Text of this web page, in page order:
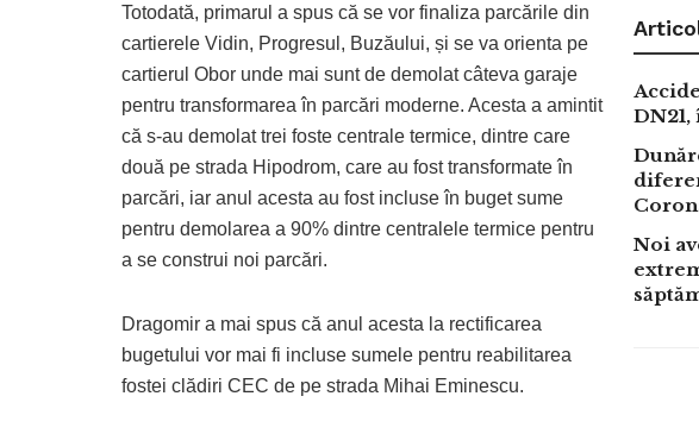
Noi
Totodată, primarul a spus că se vor finaliza parcările din
cartierele Vidin, Progresul, Buzăului, și se va orienta pe
cartierul Obor unde mai sunt de demolat câteva garaje
pentru transformarea în parcări moderne. Acesta a amintit
că s-au demolat trei foste centrale termice, dintre care
două pe strada Hipodrom, care au fost transformate în
parcări, iar anul acesta au fost incluse în buget sume
pentru demolarea a 90% dintre centralele termice pentru
a se construi noi parcări.
Dragomir a mai spus că anul acesta la rectificarea
bugetului vor mai fi incluse sumele pentru reabilitarea
fostei clădiri CEC de pe strada Mihai Eminescu.